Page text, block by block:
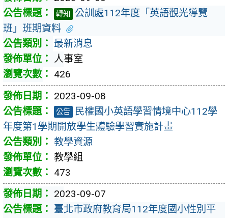
轉知
公訓處112年度「英語觀光導覽
班」班期資料
最新消息
人事室
426
2023-09-08
公告
民權國小英語學習情境中心112學
年度第1學期開放學生體驗學習實施計畫
教學資源
教學組
473
2023-09-07
臺北市政府教育局112年度國小性別平